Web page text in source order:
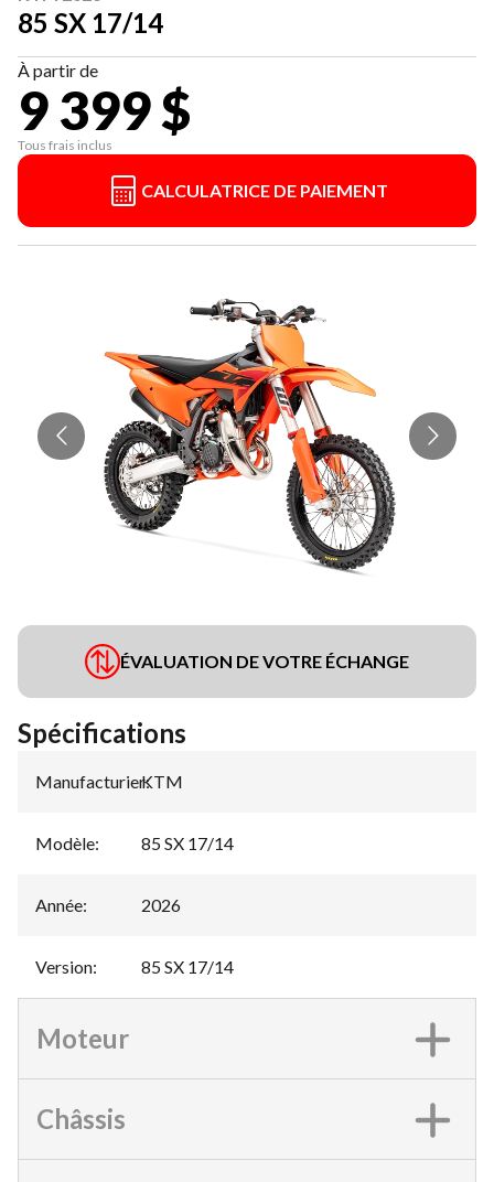
85 SX 17/14
À partir de
9 399 $
Tous frais inclus
CALCULATRICE DE PAIEMENT
ÉVALUATION DE VOTRE ÉCHANGE
Spécifications
Manufacturier:
KTM
Modèle: 85 SX 17/14
Année: 2026
Version: 85 SX 17/14
Moteur
Châssis